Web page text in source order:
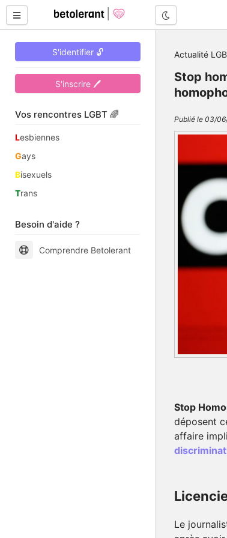
S'identifier 🔓
S'inscrire 🖊
Vos rencontres LGBT 🌈
Lesbiennes
Gays
Bisexuels
Trans
Besoin d'aide ?
Comprendre Betolerant
Actualité
Stop
Publié le 03/
Stop
déposent
affaire
Le